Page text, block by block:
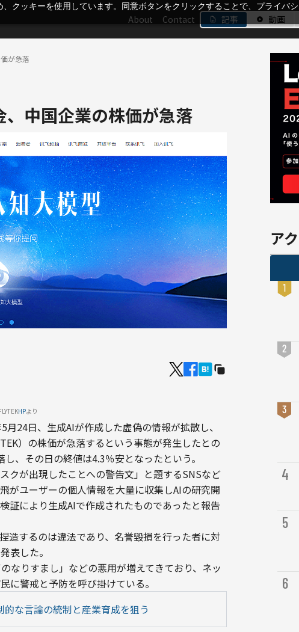
クッキーを使用しています。同意ボタンをクリックすることで、プライバ
About Contact 記事 動画
が急落
中国企業の株価が急落
HPより
月24日、生成AIが作成した虚偽の情報が拡散し、
）の株価が急落するという事態が発生したとの
、その日の終値は4.3％安となったという。
クが出現したことへの警告文」と題するSNSなど
がユーザーの個人情報を大量に収集しAIの研究開
証により生成AIで作成されたものであったと報告
造するのは違法であり、名誉毀損を行った者に対
表した。
なりすまし」などの悪用が増えてきており、ネッ
に警戒と予防を呼び掛けている。
な言論の統制と産業育成を狙う
ア
4
5
6